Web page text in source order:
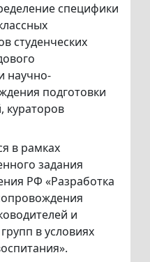
специфики
студенческих
научно-
подготовки
кураторов
в рамках
задания
РФ «Разработка
и
в условиях